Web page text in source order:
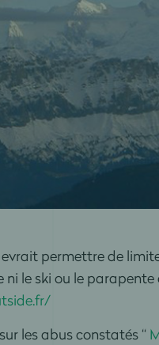
permettre de
ni le ski ou le
les abus constatés “